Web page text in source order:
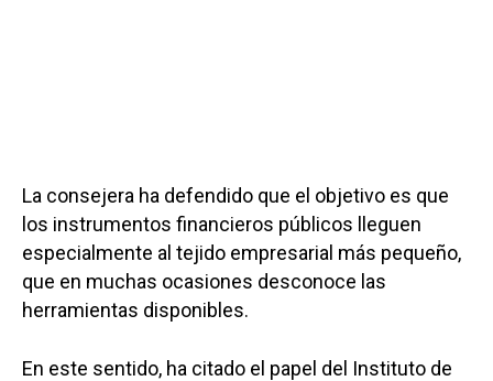
La consejera ha defendido que el objetivo es que
los instrumentos financieros públicos lleguen
especialmente al tejido empresarial más pequeño,
que en muchas ocasiones desconoce las
herramientas disponibles.
En este sentido, ha citado el papel del Instituto de